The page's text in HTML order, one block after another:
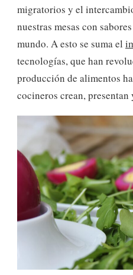
migratorios y el
nuestras mesas con
mundo. A esto se suma el
tecnologías, que han
producción de alimentos
cocineros crean, presentan